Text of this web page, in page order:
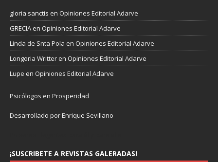
gloria sanctis en Opiniones Editorial Adarve
GRECIAen Opiniones Editorial Adarve
Linda de Snta Pola en Opiniones Editorial Adarve
Longoria Writteren Opiniones Editorial Adarve
Lupe en Opiniones Editorial Adarve
Psicólogos en Prosperidad
Desarrollado por Enrique Sevillano
¡SUSCRIBETE A REVISTAS GALERADAS!